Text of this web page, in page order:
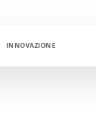
INNOVAZIONE